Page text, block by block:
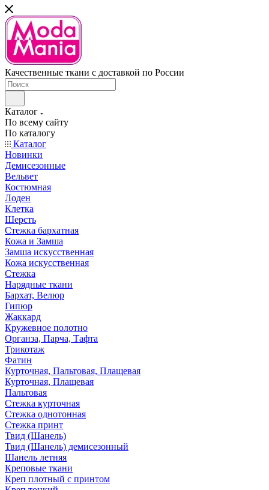
Качественные ткани с доставкой по России
Каталог
По всему сайту
По каталогу
Каталог
Новинки
Демисезонные
Вельвет
Костюмная
Лоден
Клетка
Шерсть
Стежка бархатная
Кожа и Замша
Замша искусственная
Кожа искусственная
Стежка
Нарядные ткани
Бархат, Велюр
Гипюр
Жаккард
Кружевное полотно
Органза, Парча, Тафта
Трикотаж
Фатин
Курточная, Пальтовая, Плащевая
Курточная, Плащевая
Пальтовая
Стежка курточная
Стежка однотонная
Стежка принт
Твид (Шанель)
Твид (Шанель) демисезонный
Шанель летняя
Креповые ткани
Креп плотный с принтом